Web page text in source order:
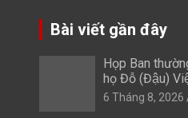
Bài viết gần đây
Họp Ban
họ Đỗ (Đậu)
6 Tháng 8, 2026